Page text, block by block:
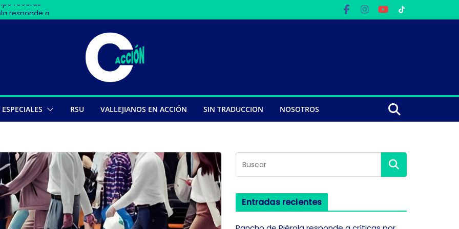
récords
responde a
ESPECIALES RSU VALLEJIANOS EN ACCIÓN SIN TRADUCCION NOSOTROS
Entradas recientes